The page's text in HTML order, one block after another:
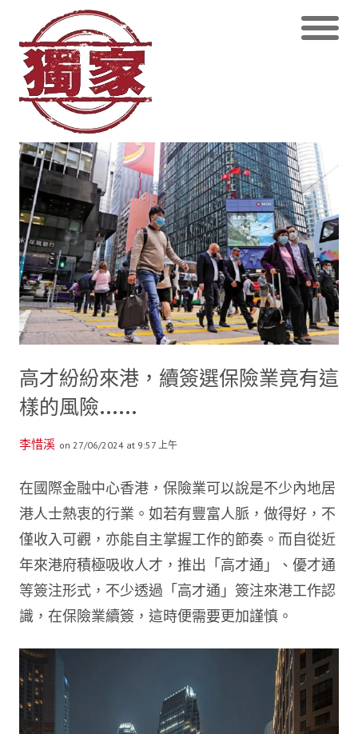
高才紛紛來港，續簽選保險業竟有這
樣的風險……
李惜溪 on 27/06/2024 at 9:57 上午
在國際金融中心香港，保險業可以說是不少內地居
港人士熱衷的行業。如若有豐富人脈，做得好，不
僅收入可觀，亦能自主掌握工作的節奏。而自從近
年來港府積極吸收人才，推出「高才通」、優才通
等簽注形式，不少透過「高才通」簽注來港工作認
識，在保險業續簽，這時便需要更加謹慎。